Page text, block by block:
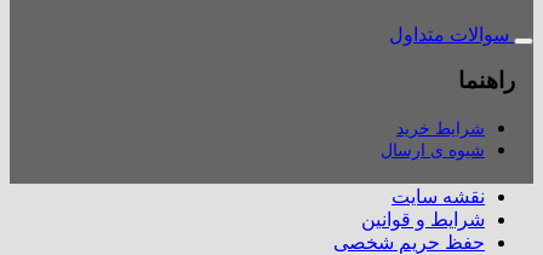
سوالات متداول
راهنما
شرایط خرید
شیوه ی ارسال
نقشه سایت
شرایط و قوانین
حفظ حریم شخصی